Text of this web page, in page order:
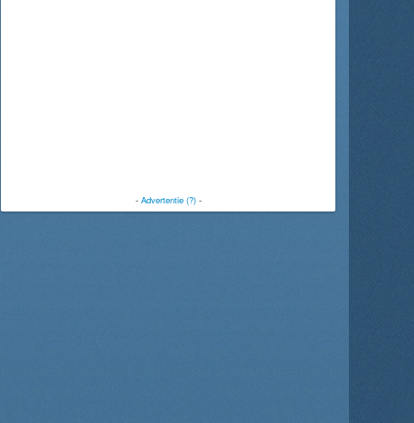
- Advertentie (?)-